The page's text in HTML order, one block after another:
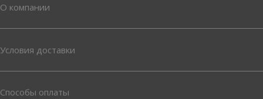
О компании
Условия доставки
Способы оплаты